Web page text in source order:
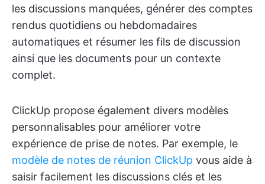
les discussions manquées, générer des comptes
rendus quotidiens ou hebdomadaires
automatiques et résumer les fils de discussion
ainsi que les documents pour un contexte
complet.
ClickUp propose également divers modèles
personnalisables pour améliorer votre
expérience de prise de notes. Par exemple, le
modèle de notes de réunion ClickUp vous aide à
saisir facilement les discussions clés et les